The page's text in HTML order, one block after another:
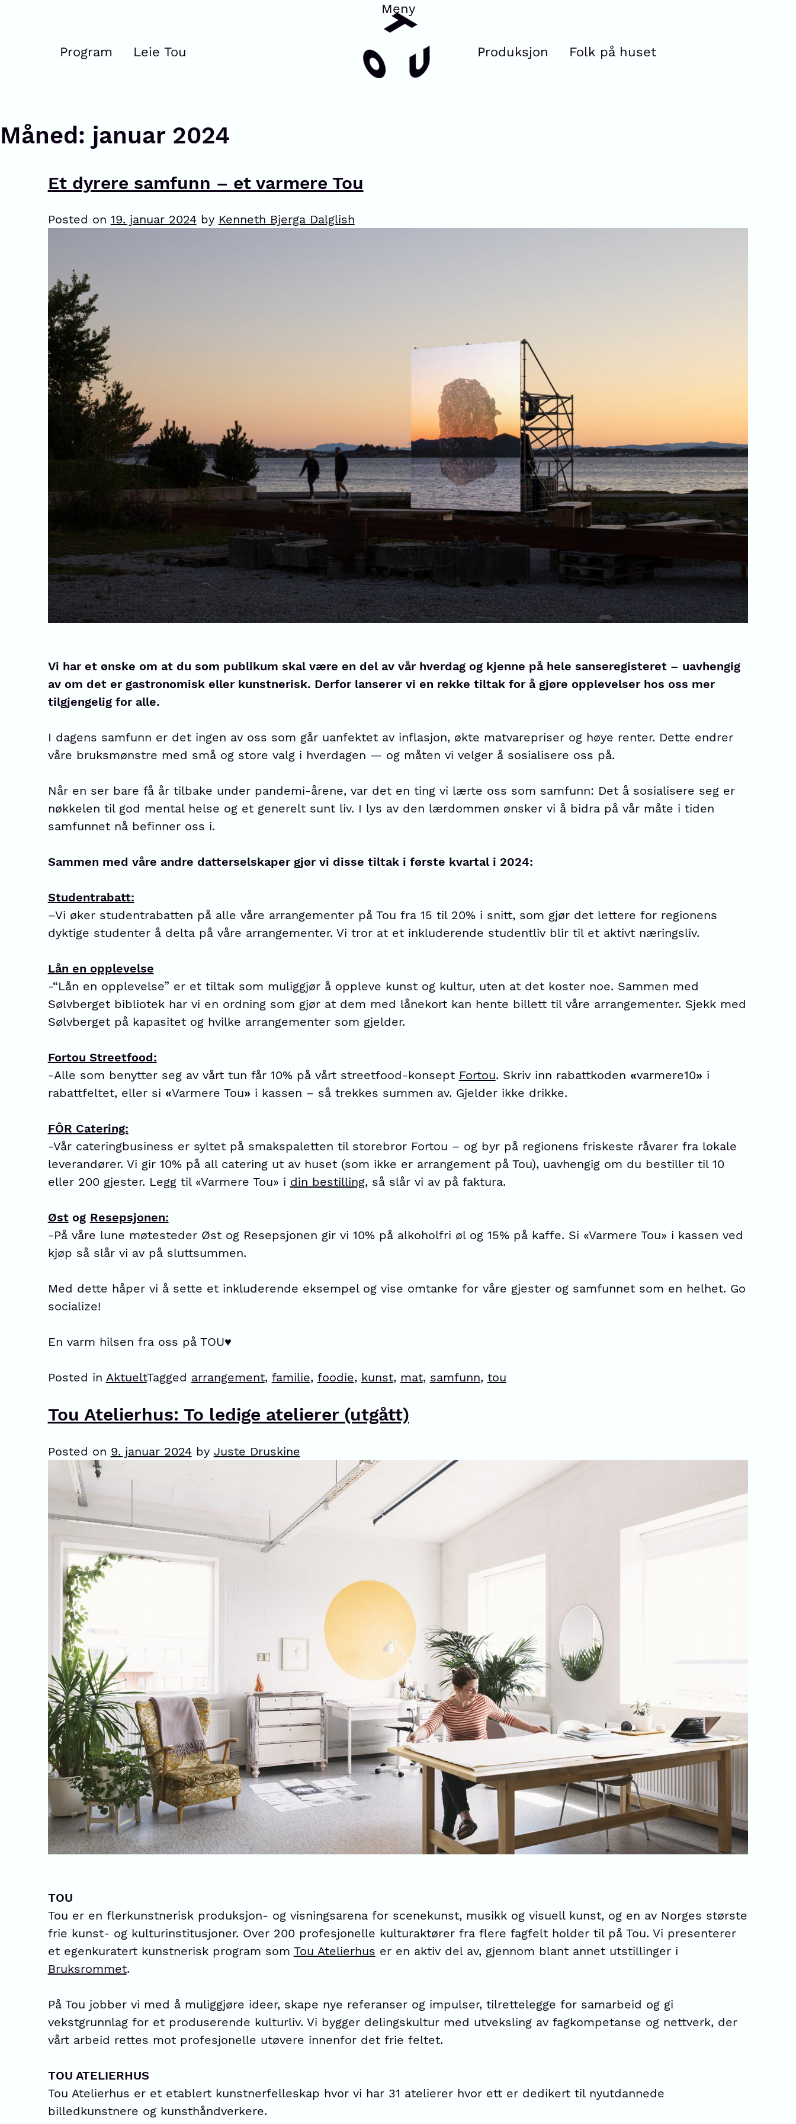
Program Leie Tou Produksjon Folk på huset
Måned: januar 2024
Et dyrere samfunn – et varmere Tou
Posted on 19. januar 2024by Kenneth Bjerga Dalglish
Vi har et ønske om at du som publikum skal være en del av vår hverdag og kjenne på hele sanseregisteret – uavhengig
av om det er gastronomisk eller kunstnerisk. Derfor lanserer vi en rekke tiltak for å gjøre opplevelser hos oss mer
tilgjengelig for alle.
I dagens samfunn er det ingen av oss som går uanfektet av inflasjon, økte matvarepriser og høye renter. Dette endrer
våre bruksmønstre med små og store valg i hverdagen — og måten vi velger å sosialisere oss på.
Når en ser bare få år tilbake under pandemi-årene, var det en ting vi lærte oss som samfunn: Det å sosialisere seg er
nøkkelen til god mental helse og et generelt sunt liv. I lys av den lærdommen ønsker vi å bidra på vår måte i tiden
samfunnet nå befinner oss i.
Sammen med våre andre datterselskaper gjør vi disse tiltak i første kvartal i 2024:
Studentrabatt:
–Vi øker studentrabatten på alle våre arrangementer på Tou fra 15 til 20% i snitt, som gjør det lettere for regionens
dyktige studenter å delta på våre arrangementer. Vi tror at et inkluderende studentliv blir til et aktivt næringsliv.
Lån en opplevelse
-“Lån en opplevelse” er et tiltak som muliggjør å oppleve kunst og kultur, uten at det koster noe. Sammen med
Sølvberget bibliotek har vi en ordning som gjør at dem med lånekort kan hente billett til våre arrangementer. Sjekk med
Sølvberget på kapasitet og hvilke arrangementer som gjelder.
Fortou Streetfood:
-Alle som benytter seg av vårt tun får 10% på vårt streetfood-konsept Fortou. Skriv inn rabattkoden «varmere10» i
rabattfeltet, eller si «Varmere Tou» i kassen – så trekkes summen av. Gjelder ikke drikke.
FÔR Catering:
-Vår cateringbusiness er syltet på smakspaletten til storebror Fortou – og byr på regionens friskeste råvarer fra lokale
leverandører. Vi gir 10% på all catering ut av huset (som ikke er arrangement på Tou), uavhengig om du bestiller til 10
eller 200 gjester. Legg til «Varmere Tou» i din bestilling, så slår vi av på faktura.
Østog Resepsjonen:
-På våre lune møtesteder Øst og Resepsjonen gir vi 10% på alkoholfri øl og 15% på kaffe. Si «Varmere Tou» i kassen ved
kjøp så slår vi av på sluttsummen.
Med dette håper vi å sette et inkluderende eksempel og vise omtanke for våre gjester og samfunnet som en helhet. Go
socialize!
En varm hilsen fra oss på TOU♥️
Posted in AktueltTagged arrangement, familie, foodie, kunst, mat, samfunn, tou
Tou Atelierhus: To ledige atelierer (utgått)
Posted on 9. januar 2024by Juste Druskine
TOU
Tou er en flerkunstnerisk produksjon- og visningsarena for scenekunst, musikk og visuell kunst, og en av Norges største
frie kunst- og kulturinstitusjoner. Over 200 profesjonelle kulturaktører fra flere fagfelt holder til på Tou. Vi presenterer
et egenkuratert kunstnerisk program som Tou Atelierhus er en aktiv del av, gjennom blant annet utstillinger i
Bruksrommet.
På Tou jobber vi med å muliggjøre ideer, skape nye referanser og impulser, tilrettelegge for samarbeid og gi
vekstgrunnlag for et produserende kulturliv. Vi bygger delingskultur med utveksling av fagkompetanse og nettverk, der
vårt arbeid rettes mot profesjonelle utøvere innenfor det frie feltet.
TOU ATELIERHUS
Tou Atelierhus er et etablert kunstnerfelleskap hvor vi har 31 atelierer hvor ett er dedikert til nyutdannede
billedkunstnere og kunsthåndverkere.